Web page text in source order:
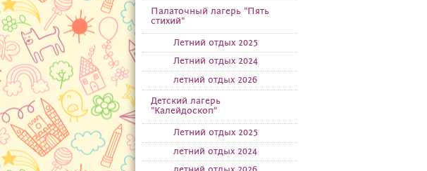
Палаточный лагерь "Пять
стихий"
Летний отдых 2025
Летний отдых 2024
летний отдых 2026
Детский лагерь
"Калейдоскоп"
Летний отдых 2025
летний отдых 2024